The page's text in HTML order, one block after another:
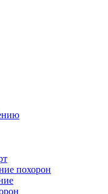
похорон